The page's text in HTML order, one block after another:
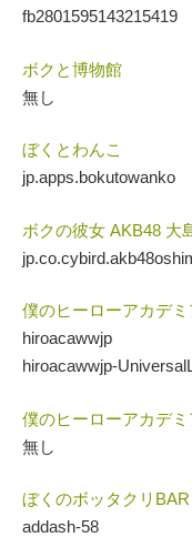
fb2801595143215419
ボクと博物館
無し
ぼくとわんこ
jp.apps.bokutowanko
ボクの彼女 AKB48 大
僕のヒーローアカデ
hiroacawwjp
hiroacawwjp-
僕のヒーローアカデ
無し
ぼくのボッタクリBAR
addash-58